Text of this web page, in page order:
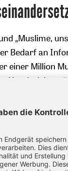
„Muslime,
Bedarf an
einer Million
Handreichung“,
Deutschland
Türken. Der
Gastarbeitern
Frankfurt durch
die